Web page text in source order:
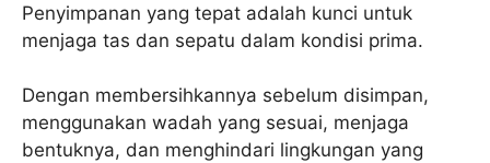
Penyimpanan yang tepat adalah kunci untuk
menjaga tas dan sepatu dalam kondisi prima.
Dengan membersihkannya sebelum disimpan,
menggunakan wadah yang sesuai, menjaga
bentuknya, dan menghindari lingkungan yang